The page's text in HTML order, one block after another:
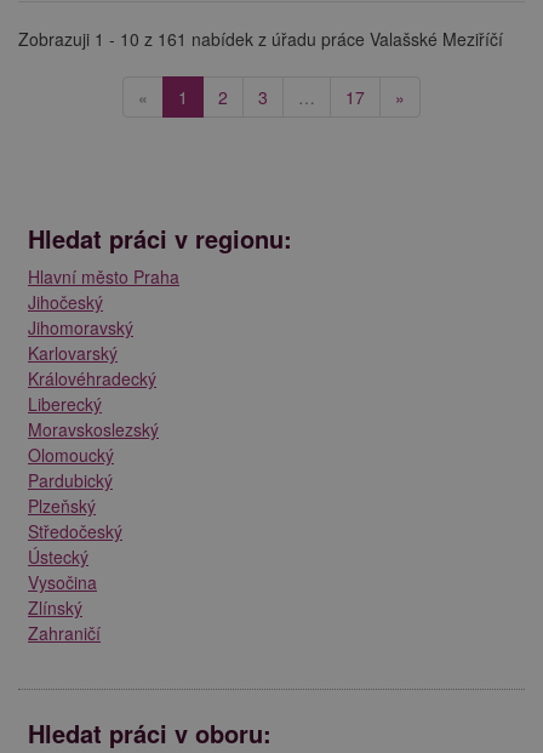
Zobrazuji 1 - 10 z 161 nabídek z úřadu práce Valašské Meziříčí
« 1 (current)
2 3 … 17 »
Hledat práci v regionu:
Hlavní město Praha
Jihočeský
Jihomoravský
Karlovarský
Královéhradecký
Liberecký
Moravskoslezský
Olomoucký
Pardubický
Plzeňský
Středočeský
Ústecký
Vysočina
Zlínský
Zahraničí
Hledat práci v oboru: